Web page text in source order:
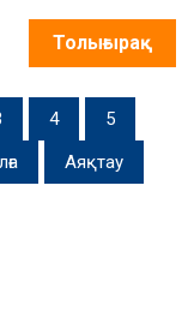
Сенім ел
медаль салды.
Толығырақ
4
5
Аяқтау